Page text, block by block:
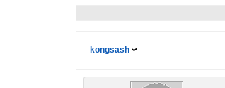
kongsash